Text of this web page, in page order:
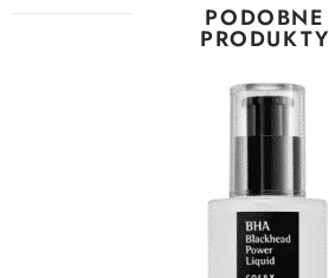
PODOBNE
PRODUKTY